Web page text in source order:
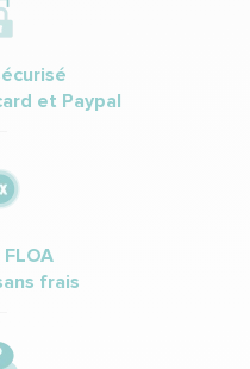
et Paypal
frais